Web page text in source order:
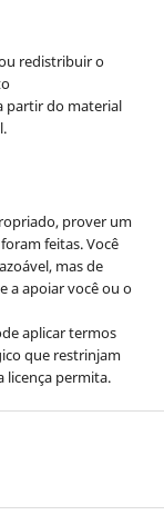
redistribuir o
partir do material
prover um
feitas. Você
mas de
a apoiar você ou o
aplicar termos
que restrinjam
licença permita.